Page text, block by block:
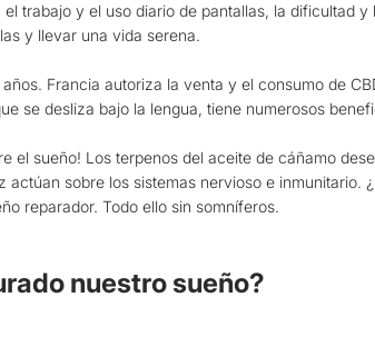
trabajo y el uso diario de pantallas, la
y llevar una vida serena.
Francia autoriza la venta y el consumo de
se desliza bajo la lengua, tiene numerosos
el sueño! Los terpenos del aceite de cáñamo
actúan sobre los sistemas nervioso e
reparador. Todo ello sin somníferos.
nuestro sueño?